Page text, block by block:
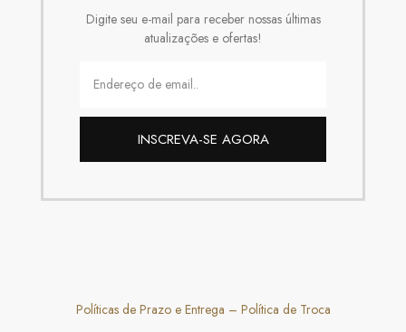
Digite seu e-mail para receber nossas últimas
atualizações e ofertas!
INSCREVA-SE AGORA
Políticas de Prazo e Entrega – Política de Troca